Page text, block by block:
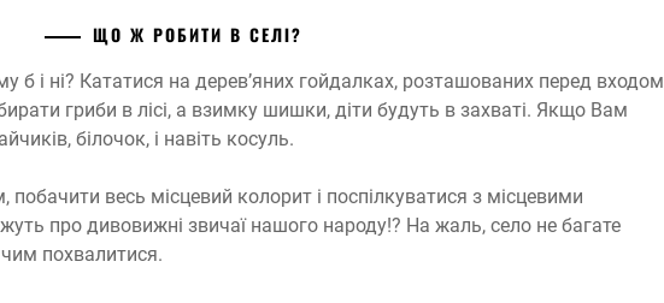
ЩО Ж РОБИТИ В СЕЛІ?
б і ні? Кататися на дерев’яних гойдалках, розташованих перед входом
гриби в лісі, а взимку шишки, діти будуть в захваті. Якщо Вам
білочок, і навіть косуль.
побачити весь місцевий колорит і поспілкуватися з місцевими
про дивовижні звичаї нашого народу!? На жаль, село не багате
похвалитися.